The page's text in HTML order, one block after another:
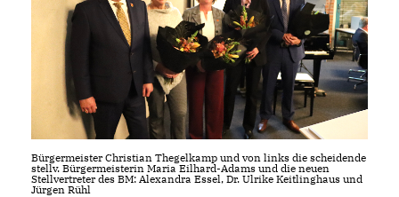
Bürgermeister Christian Thegelkamp und von links die scheidende
stellv. Bürgermeisterin Maria Eilhard-Adams und die neuen
Stellvertreter des BM: Alexandra Essel, Dr. Ulrike Keitlinghaus und
Jürgen Rühl